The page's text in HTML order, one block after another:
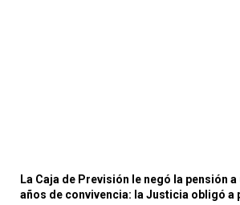
La Caja de Previsión le negó la pensión
años de convivencia: la Justicia obligó a